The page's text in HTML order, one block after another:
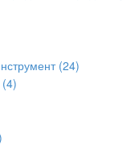
(24)
(4)